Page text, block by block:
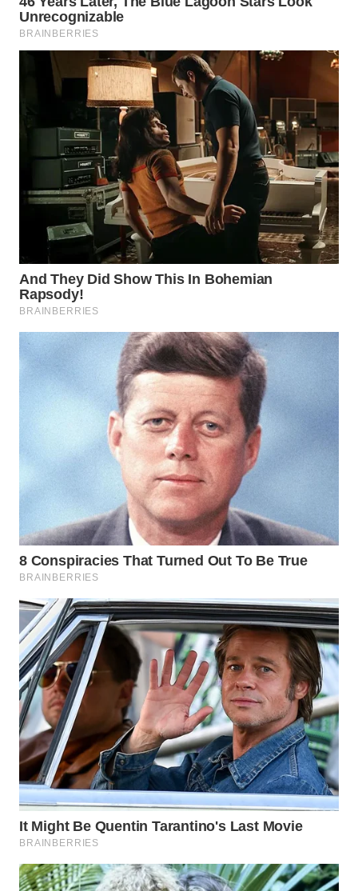
WN
KALTIM
WN
GORONTALO
SULUT
WN
MALUKU
MALUT
TOBA
WN
NIAS
LANGKAT
WN
TAPANULI
SELATAN
WN
TANJUNG
LESUNG
WN
KARO
WN
SIMALUNGUN